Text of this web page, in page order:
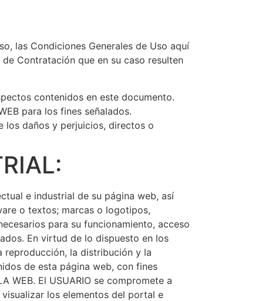
las Condiciones Generales de Uso aquí
Contratación que en su caso resulten
contenidos en este documento.
para los fines señalados.
los daños y perjuicios, directos o
e industrial de su página web, así
o textos; marcas o logotipos,
para su funcionamiento, acceso
En virtud de lo dispuesto en los
reproducción, la distribución y la
de esta página web, con fines
WEB. El USUARIO se compromete a
visualizar los elementos del portal e